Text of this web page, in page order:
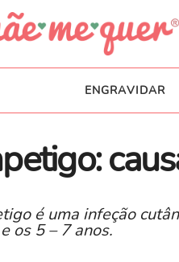
ENGRAVIDAR
é uma infeção
os 5 – 7 anos.